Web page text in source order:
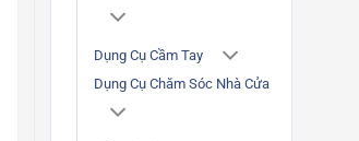
Dụng Cụ Cầm Tay
Dụng Cụ Chăm Sóc Nhà Cửa